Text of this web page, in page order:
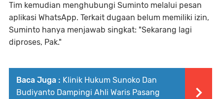
Tim kemudian menghubungi Suminto melalui pesan
aplikasi WhatsApp. Terkait dugaan belum memiliki izin,
Suminto hanya menjawab singkat: "Sekarang lagi
diproses, Pak."
Baca Juga : Klinik Hukum Sunoko Dan
Budiyanto Dampingi Ahli Waris Pasang